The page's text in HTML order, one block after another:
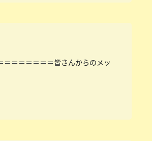
＝＝＝＝＝＝＝皆さんからのメッ